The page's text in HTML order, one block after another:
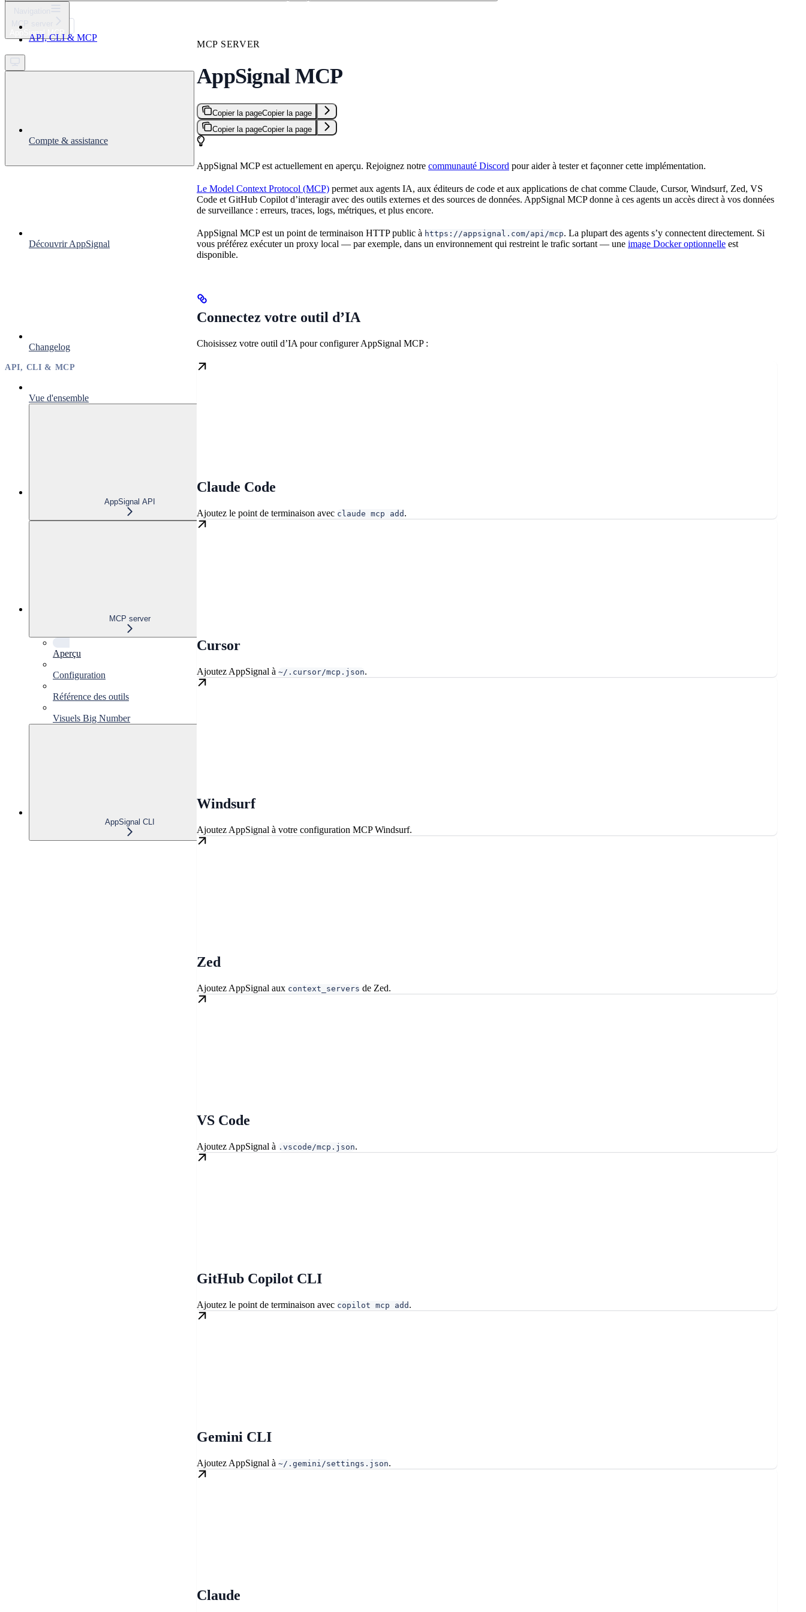
Get started
MCP server
AppSignal MCP
API, CLI & MCP
Compte & assistance
Découvrir AppSignal
Changelog
API, CLI & MCP
Vue d'ensemble
AppSignal API
MCP server
Aperçu
Configuration
Référence des outils
Visuels Big Number
AppSignal CLI
MCP SERVER
AppSignal MCP
Copier la pageCopier la page
Copier la pageCopier la page
AppSignal MCP est actuellement en aperçu. Rejoignez notre communauté Discord pour aider à tester et façonner cette implémentation.
Le Model Context Protocol (MCP) permet aux agents IA, aux éditeurs de code et aux applications de chat comme Claude, Cursor, Windsurf, Zed, VS
Code et GitHub Copilot d’interagir avec des outils externes et des sources de données. AppSignal MCP donne à ces agents un accès direct à vos données
de surveillance : erreurs, traces, logs, métriques, et plus encore.
AppSignal MCP est un point de terminaison HTTP public à https://appsignal.com/api/mcp. La plupart des agents s’y connectent directement. Si
vous préférez exécuter un proxy local — par exemple, dans un environnement qui restreint le trafic sortant — une image Docker optionnelle est
disponible.
Connectez votre outil d’IA
Choisissez votre outil d’IA pour configurer AppSignal MCP :
Claude Code
Ajoutez le point de terminaison avec claude mcp add .
Cursor
Ajoutez AppSignal à ~/.cursor/mcp.json.
Windsurf
Ajoutez AppSignal à votre configuration MCP Windsurf.
Zed
Ajoutez AppSignal aux context_servers de Zed.
VS Code
Ajoutez AppSignal à .vscode/mcp.json.
GitHub Copilot CLI
Ajoutez le point de terminaison avec copilot mcp add .
Gemini CLI
Ajoutez AppSignal à ~/.gemini/settings.json.
Claude